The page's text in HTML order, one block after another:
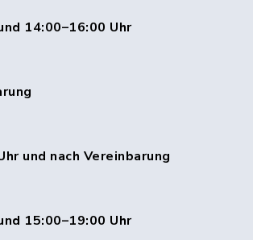
14:00–16:00 Uhr
und nach Vereinbarung
15:00–19:00 Uhr